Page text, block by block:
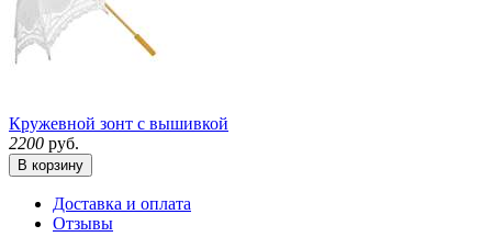
Кружевной зонт с вышивкой
2200 руб.
В корзину
Доставка и оплата
Отзывы